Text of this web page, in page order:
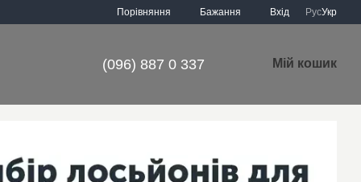
Порівняння Бажання Вхід РусУкр
(096) 887 0 337 Мій кошик